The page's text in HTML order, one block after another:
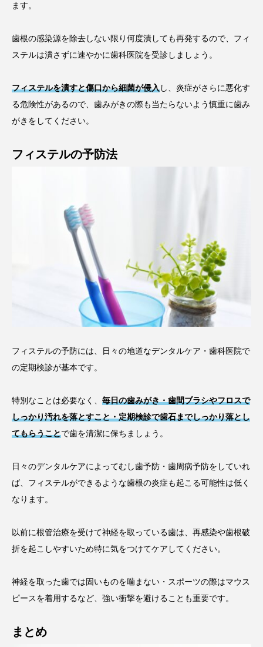
ます。
歯根の感染源を除去しない限り何度潰しても再発するので、フィ
ステルは潰さずに速やかに歯科医院を受診しましょう。
フィステルを潰すと傷口から細菌が侵入 し、炎症がさらに悪化す
る危険性があるので、歯みがきの際も当たらないよう慎重に歯み
がきをしてください。
フィステルの予防法
フィステルの予防には、日々の地道なデンタルケア・歯科医院で
の定期検診が基本です。
特別なことは必要なく、 毎日の歯みがき・歯間ブラシやフロスで
しっかり汚れを落とすこと・定期検診で歯石までしっかり落とし
てもらうことで歯を清潔に保ちましょう。
日々のデンタルケアによってむし歯予防・歯周病予防をしていれ
ば、フィステルができるような歯根の炎症も起こる可能性は低く
なります。
以前に根管治療を受けて神経を取っている歯は、再感染や歯根破
折を起こしやすいため特に気をつけてケアしてください。
神経を取った歯では固いものを噛まない・スポーツの際はマウス
ピースを着用するなど、強い衝撃を避けることも重要です。
まとめ